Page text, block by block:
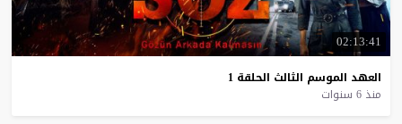
02:13:41
العهد الموسم الثالث الحلقة 1
منذ 6 سنوات